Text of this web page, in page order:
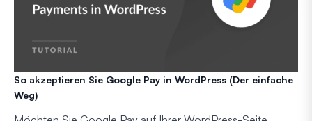
So akzeptieren Sie Google Pay in WordPress (Der einfache
Weg)